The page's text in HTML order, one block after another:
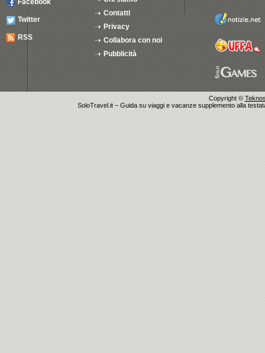
Facebook
Twitter
RSS
Contatti
Privacy
Collabora con noi
Pubblicità
Copyright ©
SoloTravel.it – Guida su viaggi e vacanze supplemento alla